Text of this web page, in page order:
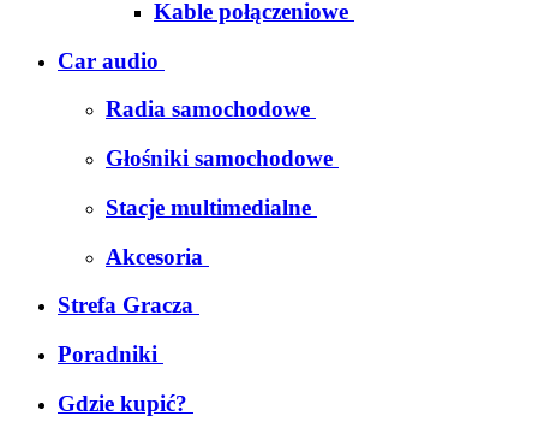
Kable połączeniowe
Car audio
Radia samochodowe
Głośniki samochodowe
Stacje multimedialne
Akcesoria
Strefa Gracza
Poradniki
Gdzie kupić?